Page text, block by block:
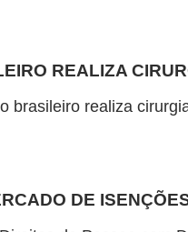
REALIZA
brasileiro realiza
DE